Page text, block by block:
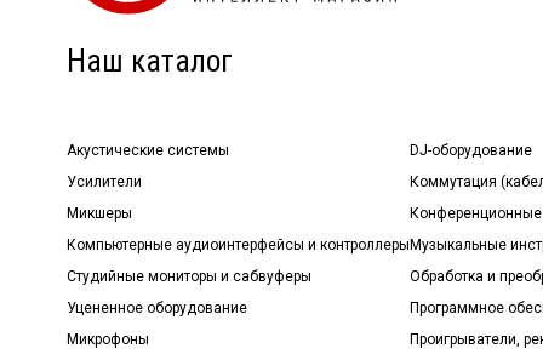
Наш каталог
Акустические системы
Усилители
Микшеры
Компьютерные аудиоинтерфейсы и контроллеры
Студийные мониторы и сабвуферы
Уцененное оборудование
Микрофоны
DJ-оборудование
Коммутация
Музыкальные
Обработка и
Программное
Проигрыватели,